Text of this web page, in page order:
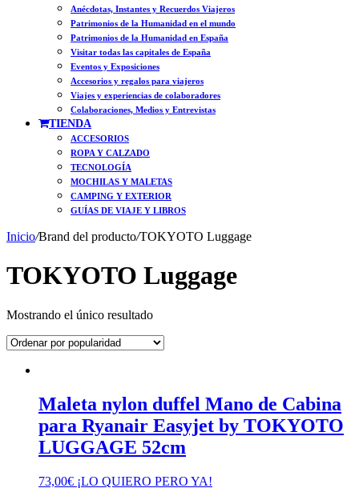
Anécdotas, Instantes y Recuerdos Viajeros
Patrimonios de la Humanidad en el mundo
Patrimonios de la Humanidad en España
Visitar todas las capitales de España
Eventos y Exposiciones
Accesorios y regalos para viajeros
Viajes y experiencias de colaboradores
Colaboraciones, Medios y Entrevistas
TIENDA
ACCESORIOS
ROPA Y CALZADO
TECNOLOGÍA
MOCHILAS Y MALETAS
CAMPING Y EXTERIOR
GUÍAS DE VIAJE Y LIBROS
Inicio/Brand del producto/TOKYOTO Luggage
TOKYOTO Luggage
Mostrando el único resultado
Maleta nylon duffel Mano de Cabina
para Ryanair Easyjet by TOKYOTO
LUGGAGE 52cm
73,00€ ¡LO QUIERO PERO YA!